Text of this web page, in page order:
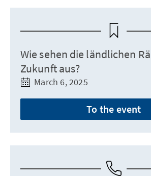
Wie sehen die ländlichen
Zukunft aus?
March 6, 2025
To the event